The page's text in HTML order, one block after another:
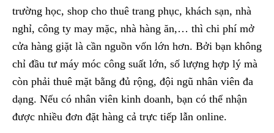
trường học, shop cho thuê trang phục, khách sạn, nhà
nghỉ, công ty may mặc, nhà hàng ăn,… thì chi phí mở
cửa hàng giặt là cần nguồn vốn lớn hơn. Bởi bạn không
chỉ đầu tư máy móc công suất lớn, số lượng hợp lý mà
còn phải thuê mặt bằng đủ rộng, đội ngũ nhân viên đa
dạng. Nếu có nhân viên kinh doanh, bạn có thể nhận
được nhiều đơn đặt hàng cả trực tiếp lẫn online.